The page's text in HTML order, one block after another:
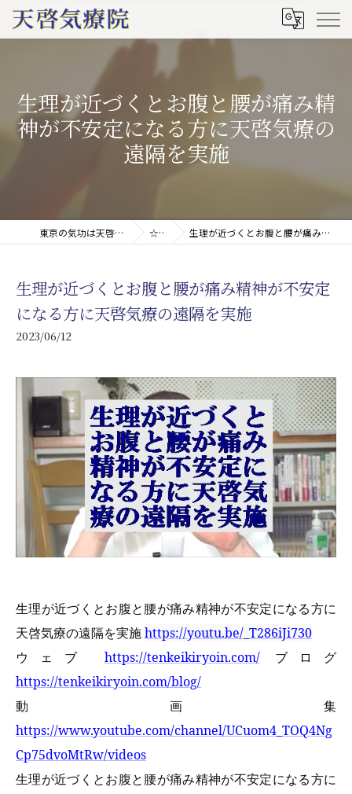
生理が近づくとお腹と腰が痛み精
神が不安定になる方に天啓気療の
遠隔を実施
東京の気功は天啓気療院(天啓気功療法治療院) ☆ブログ 生理が近づくとお腹と腰が痛み精神が不安定になる方に天啓気療の遠隔を実施
生理が近づくとお腹と腰が痛み精神が不安定
になる方に天啓気療の遠隔を実施
2023/06/12
生理が近づくとお腹と腰が痛み精神が不安定になる方に
天啓気療の遠隔を実施https://youtu.be/_T286iJi730
ウェブ https://tenkeikiryoin.com/ブログ
https://tenkeikiryoin.com/blog/
動画集
https://www.youtube.com/channel/UCuom4_TOQ4Ng
Cp75dvoMtRw/videos
生理が近づくとお腹と腰が痛み精神が不安定になる方に